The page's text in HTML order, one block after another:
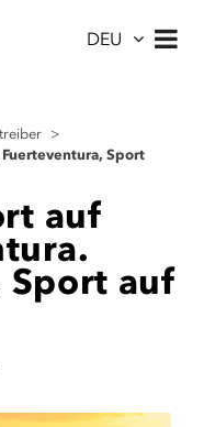
DEU
>
Sport
auf
Sport auf